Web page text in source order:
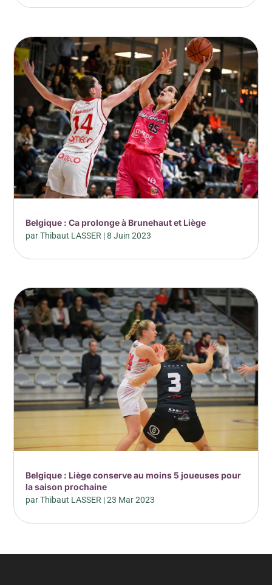
Belgique : Ca prolonge à Brunehaut et Liège
parThibaut LASSER |8 Juin 2023
Belgique : Liège conserve au moins 5 joueuses pour
la saison prochaine
parThibaut LASSER |23 Mar 2023